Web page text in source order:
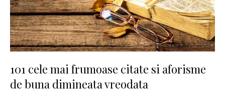
101 cele mai frumoase citate si aforisme
de buna dimineata vreodata